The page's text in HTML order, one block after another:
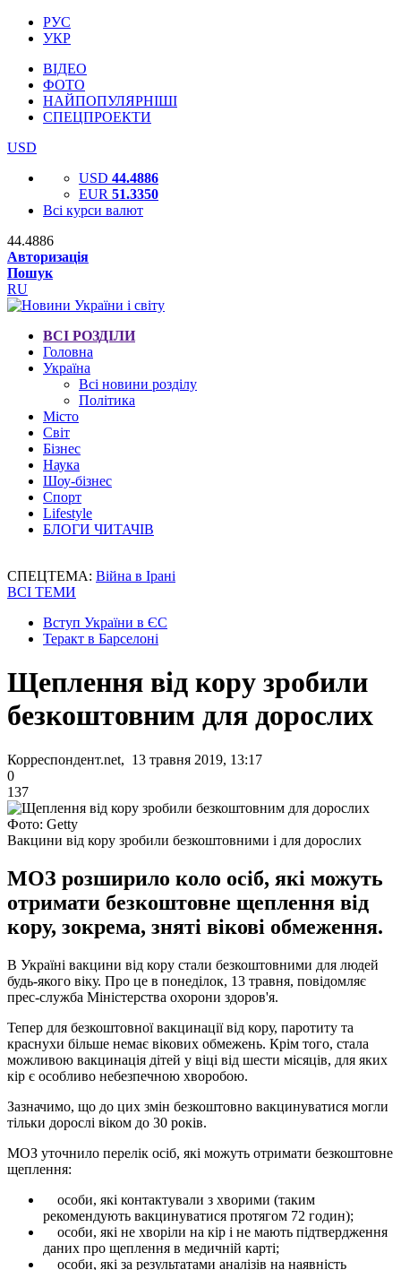
РУС
УКР
ВІДЕО
ФОТО
НАЙПОПУЛЯРНІШІ
СПЕЦПРОЕКТИ
USD
USD 44.4886
EUR 51.3350
Всі курси валют
44.4886
Авторизація
Пошук
RU
ВСІ РОЗДІЛИ
Головна
Україна
Всі новини розділу
Політика
Місто
Світ
Бізнес
Наука
Шоу-бізнес
Спорт
Lifestyle
БЛОГИ ЧИТАЧІВ
СПЕЦТЕМА: Війна в Ірані
ВСІ ТЕМИ
Вступ України в ЄС
Теракт в Барселоні
Щеплення від кору зробили
безкоштовним для дорослих
Корреспондент.net, 13 травня 2019, 13:17
0
137
Фото: Getty
Вакцини від кору зробили безкоштовними і для дорослих
МОЗ розширило коло осіб, які можуть
отримати безкоштовне щеплення від
кору, зокрема, зняті вікові обмеження.
В Україні вакцини від кору стали безкоштовними для людей
будь-якого віку. Про це в понеділок, 13 травня, повідомляє
прес-служба Міністерства охорони здоров'я.
Тепер для безкоштовної вакцинації від кору, паротиту та
краснухи більше немає вікових обмежень. Крім того, стала
можливою вакцинація дітей у віці від шести місяців, для яких
кір є особливо небезпечною хворобою.
Зазначимо, що до цих змін безкоштовно вакцинуватися могли
тільки дорослі віком до 30 років.
МОЗ уточнило перелік осіб, які можуть отримати безкоштовне
щеплення:
особи, які контактували з хворими (таким
рекомендують вакцинуватися протягом 72 годин);
особи, які не хворіли на кір і не мають підтвердження
даних про щеплення в медичній карті;
особи, які за результатами аналізів на наявність